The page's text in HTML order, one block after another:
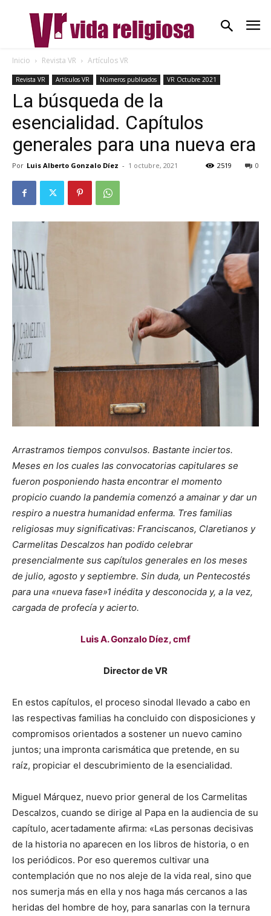
Inicio Revista VR Artículos VR
Revista VR Artículos VR Números publicados VR Octubre 2021
La búsqueda de la
esencialidad. Capítulos
generales para una nueva era
Por Luis Alberto Gonzalo Díez - 1 octubre, 2021 0
2519
Arrastramos tiempos convulsos. Bastante inciertos.
Meses en los cuales las convocatorias capitulares se
fueron posponiendo hasta encontrar el momento
propicio cuando la pandemia comenzó a amainar y dar un
respiro a nuestra humanidad enferma. Tres familias
religiosas muy significativas: Franciscanos, Claretianos y
Carmelitas Descalzos han podido celebrar
presencialmente sus capítulos generales en los meses
de julio, agosto y septiembre. Sin duda, un Pentecostés
para una «nueva fase»1 inédita y desconocida y, a la vez,
cargada de profecía y acierto.
Luis A. Gonzalo Díez, cmf
Director de VR
En estos capítulos, el proceso sinodal llevado a cabo en
las respectivas familias ha concluido con disposiciones y
compromisos orientados a sostener un nuevo camino
juntos; una impronta carismática que pretende, en su
raíz, propiciar el descubrimiento de la esencialidad.
Miguel Márquez, nuevo prior general de los Carmelitas
Descalzos, cuando se dirige al Papa en la audiencia de su
capítulo, acertadamente afirma: «Las personas decisivas
de la historia no aparecen en los libros de historia, o en
los periódicos. Por eso queremos cultivar una
contemplación que no nos aleje de la vida real, sino que
nos sumerja más en ella y nos haga más cercanos a las
heridas del hombre de hoy, para sanarlas con la ternura